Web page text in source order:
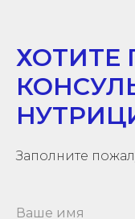
ХОТИТЕ
Заполните